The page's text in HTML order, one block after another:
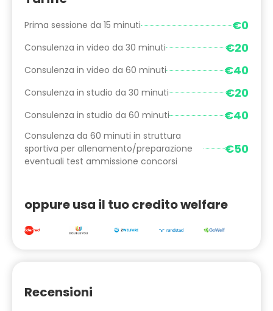
Prima sessione da 15 minuti €0
Consulenza in video da 30 minuti €20
Consulenza in video da 60 minuti €40
Consulenza in studio da 30 minuti €20
Consulenza in studio da 60 minuti €40
Consulenza da 60 minuti in struttura
sportiva per allenamento/preparazione
eventuali test ammissione concorsi
€50
oppure usa il tuo credito welfare
Recensioni